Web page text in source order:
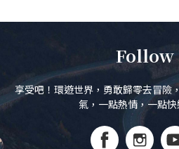
Follow
享受吧！環遊世界，勇敢歸零去冒險
氣，一點熱情，一點